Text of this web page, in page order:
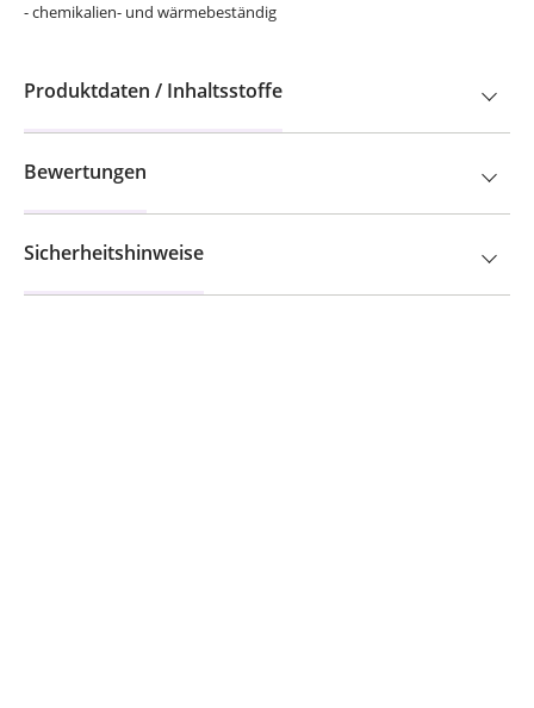
- chemikalien- und wärmebeständig
Produktdaten / Inhaltsstoffe
Bewertungen
Sicherheitshinweise